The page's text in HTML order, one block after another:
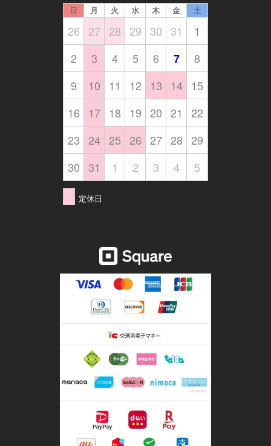
日 月 火 水 木 金 土
26 27 28 29 30 31
1
2
3 4 5 6 7
8
9
10 11 12 13 14
15
16
17 18 19 20 21
22
23 24 25 26 27 28 29
30 31 1 2 3 4 5
定休日